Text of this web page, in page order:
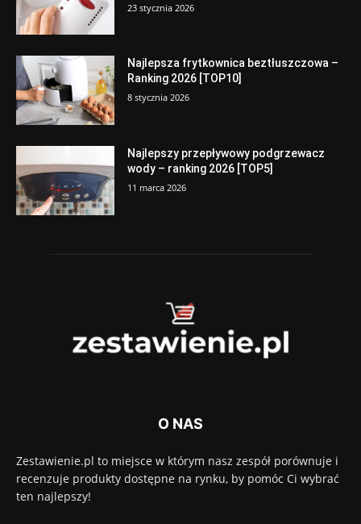
23 stycznia 2026
Najlepsza frytkownica beztłuszczowa –
Ranking 2026 [TOP10]
8 stycznia 2026
Najlepszy przepływowy podgrzewacz
wody – ranking 2026 [TOP5]
11 marca 2026
O NAS
Zestawienie.pl to miejsce w którym nasz zespół porównuje i
recenzuje produkty dostępne na rynku, by pomóc Ci wybrać
ten najlepszy!